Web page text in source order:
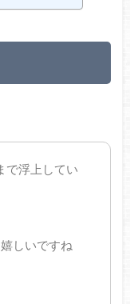
で浮上してい
しいですね